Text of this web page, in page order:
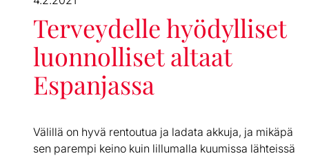
Terveydelle hyödylliset
luonnolliset altaat
Espanjassa
Välillä on hyvä rentoutua ja ladata akkuja, ja mikäpä
sen parempi keino kuin lillumalla kuumissa lähteissä